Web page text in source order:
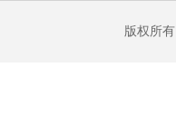
版权所